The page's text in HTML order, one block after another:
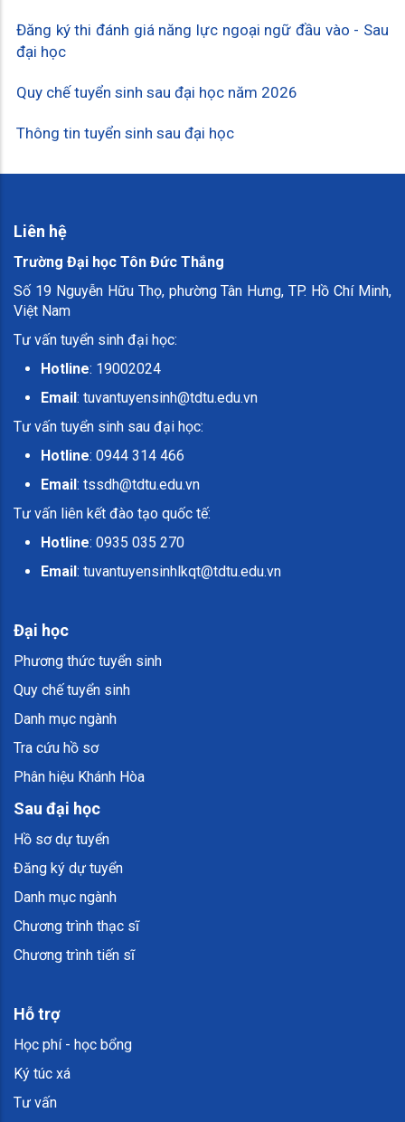
Đăng ký thi đánh giá năng lực ngoại ngữ đầu vào - Sau
đại học
Quy chế tuyển sinh sau đại học năm 2026
Thông tin tuyển sinh sau đại học
Liên hệ
Trường Đại học Tôn Đức Thắng
Số 19 Nguyễn Hữu Thọ, phường Tân Hưng, TP. Hồ Chí Minh,
Việt Nam
Tư vấn tuyển sinh đại học:
Hotline: 19002024
Email : tuvantuyensinh@tdtu.edu.vn
Tư vấn tuyển sinh sau đại học:
Hotline: 0944 314 466
Email : tssdh@tdtu.edu.vn
Tư vấn liên kết đào tạo quốc tế:
Hotline: 0935 035 270
Email : tuvantuyensinhlkqt@tdtu.edu.vn
Đại học
Phương thức tuyển sinh
Quy chế tuyển sinh
Danh mục ngành
Tra cứu hồ sơ
Phân hiệu Khánh Hòa
Sau đại học
Hồ sơ dự tuyển
Đăng ký dự tuyển
Danh mục ngành
Chương trình thạc sĩ
Chương trình tiến sĩ
Hỗ trợ
Học phí - học bổng
Ký túc xá
Tư vấn